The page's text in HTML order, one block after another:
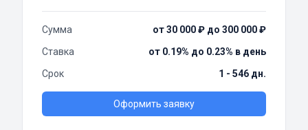
Сумма
от 30 000 ₽ до 300 000 ₽
Ставка
от 0.19% до 0.23% в день
Срок
1 - 546 дн.
Оформить заявку